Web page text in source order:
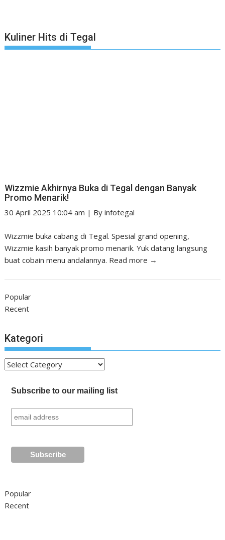
Kuliner Hits di Tegal
Wizzmie Akhirnya Buka di Tegal dengan Banyak
Promo Menarik!
30 April 2025 10:04 am | Byinfotegal
Wizzmie buka cabang di Tegal. Spesial grand opening,
Wizzmie kasih banyak promo menarik. Yuk datang langsung
buat cobain menu andalannya. Read more →
Popular
Recent
Kategori
Kategori
Subscribe to our mailing list
Popular
Recent